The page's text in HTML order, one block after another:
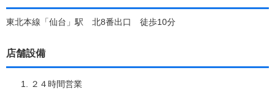
東北本線「仙台」駅 北8番出口 徒歩10分
店舗設備
２４時間営業